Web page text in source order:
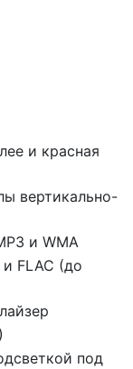
и красная
вертикально-
и WMA
FLAC (до
под